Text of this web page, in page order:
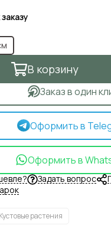
В корзину
Заказ в один
Оформить в
Оформить в
Задать вопрос
Кустовые растения